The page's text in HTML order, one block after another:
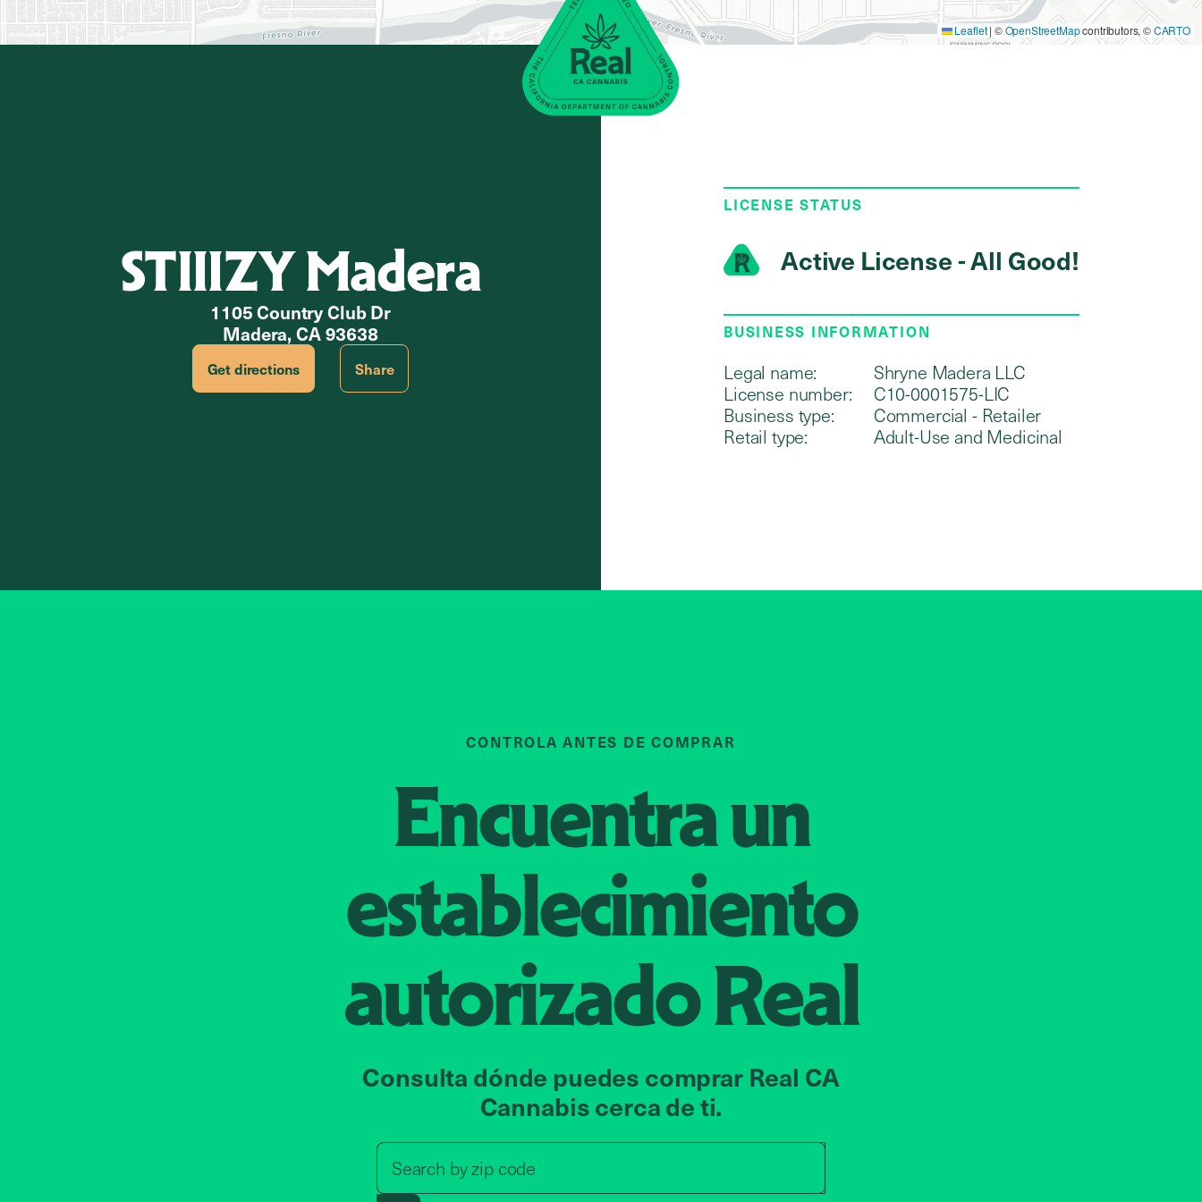
Leaflet | ©OpenStreetMapcontributors, ©CARTO
STIIIZY Madera
1105 Country Club Dr
Madera, CA 93638
Get directions Share
LICENSE STATUS
Active License - All Good!
BUSINESS INFORMATION
Legal name:
Shryne Madera LLC
License number:
C10-0001575-LIC
Business type:
Commercial - Retailer
Retail type:
Adult-Use and Medicinal
CONTROLA ANTES DE COMPRAR
Encuentra un
establecimiento
autorizadoReal
Consulta dónde puedes comprar Real CA
Cannabis cerca de ti.
Search byzip code
Search by zip code, address, or store name